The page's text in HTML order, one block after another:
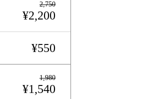
2,750
¥2,200
¥550
1,980
¥1,540